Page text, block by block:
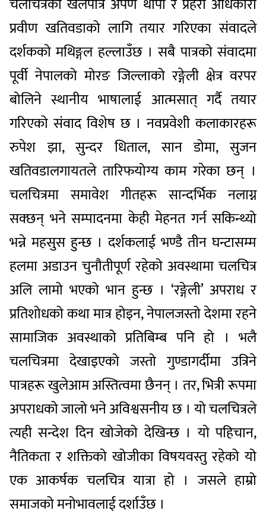
प्रवीण खतिवडाको लागि तयार गरिएका संवादले
दर्शकको मथिङ्गल हल्लाउँछ । सबै पात्रको संवादमा
पूर्वी नेपालको मोरङ जिल्लाको रङ्गेली क्षेत्र वरपर
बोलिने स्थानीय भाषालाई आत्मसात् गर्दै तयार
गरिएको संवाद विशेष छ । नवप्रवेशी कलाकारहरू
रुपेश झा, सुन्दर धिताल, सान डोमा, सुजन
खतिवडालगायतले तारिफयोग्य काम गरेका छन् ।
चलचित्रमा समावेश गीतहरू सान्दर्भिक नलाग्न
सक्छन् भने सम्पादनमा केही मेहनत गर्न सकिन्थ्यो
भन्ने महसुस हुन्छ । दर्शकलाई भण्डै तीन घन्टासम्म
हलमा अडाउन चुनौतीपूर्ण रहेको अवस्थामा चलचित्र
अलि लामो भएको भान हुन्छ । ‘रङ्गेली’ अपराध र
प्रतिशोधको कथा मात्र होइन, नेपालजस्तो देशमा रहने
सामाजिक अवस्थाको प्रतिबिम्ब पनि हो । भलै
चलचित्रमा देखाइएको जस्तो गुण्डागर्दीमा उत्रिने
पात्रहरू खुलेआम अस्तित्वमा छैनन् । तर, भित्री रूपमा
अपराधको जालो भने अविश्वसनीय छ । यो चलचित्रले
त्यही सन्देश दिन खोजेको देखिन्छ । यो पहिचान,
नैतिकता र शक्तिको खोजीका विषयवस्तु रहेको यो
एक आकर्षक चलचित्र यात्रा हो । जसले हाम्रो
समाजको मनोभावलाई दर्शाउँछ ।